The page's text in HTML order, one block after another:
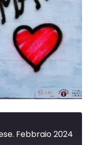
Febbraio 2024